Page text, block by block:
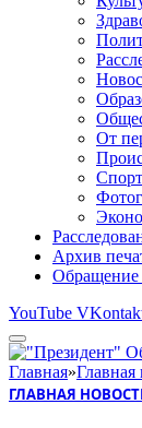
От
Спорт
Архив
Обращение
YouTube
Главная»Главная
ГЛАВНАЯ